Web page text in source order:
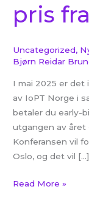
pris
Uncategorized,
Bjørn Reidar
I mai 2025 er det
av IoPT Norge i
betaler du early-
utgangen av året
Konferansen vil
Oslo, og det vil […]
Read More »